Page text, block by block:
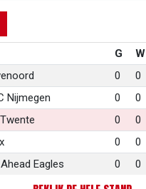
G W
0 0
Nijmegen 0 0
0 0
0 0
Eagles 0 0